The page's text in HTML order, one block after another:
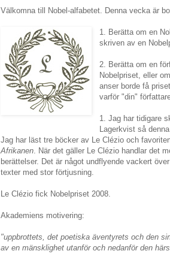
Välkomna till Nobel-alfabetet. Denna vecka är
1. Berätta om en
skriven av en
2. Berätta om en
Nobelpriset, eller
anser borde få
varför "din"
1. Jag har tidigare
Lagerkvist så
Jag har läst tre böcker av Le Clézio och
Afrikanen. När det gäller Le Clézio handlar det
berättelser. Det är något undflyende vackert
texter med stor förtjusning.
Le Clézio fick Nobelpriset 2008.
Akademiens motivering:
"uppbrottets, det poetiska äventyrets och den
av en mänsklighet utanför och nedanför den